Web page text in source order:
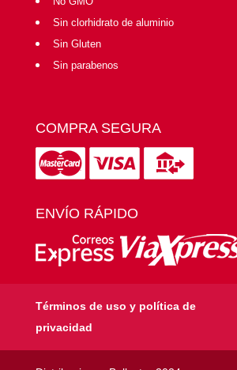
Sin clorhidrato de aluminio
Sin Gluten
Sin parabenos
COMPRA SEGURA
ENVÍO RÁPIDO
Términos de uso y política de
privacidad